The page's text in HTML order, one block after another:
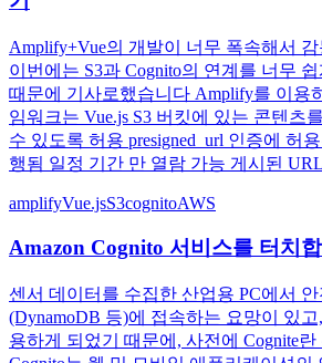
Amplify+Vue의 개발이 너무 폭속해서
이번에는 S3과 Cognito의 연계를 너무
때문에 기사로했습니다 Amplify를 이용
임워크는 Vue.js S3 버킷에 있는 콘텐츠
수 있도록 허용 presigned_url 인증에 허
행됨 일정 기간 만 열람 가능 게시된
amplifyVue.jsS3cognitoAWS
Amazon Cognito 서비스를 터치
센서 데이터를 수집한 산업용 PC에서
(DynamoDB 등)에 접속하는 요망이 있
용하게 되었기 때문에, 사전에 Cognite란